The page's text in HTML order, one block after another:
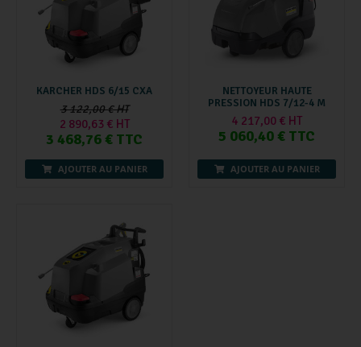
KARCHER HDS 6/15 CXA
3 122,00 € HT
2 890,63 € HT
3 468,76 € TTC
AJOUTER AU PANIER
NETTOYEUR HAUTE
PRESSION HDS 7/12-4 M
4 217,00 € HT
5 060,40 € TTC
AJOUTER AU PANIER